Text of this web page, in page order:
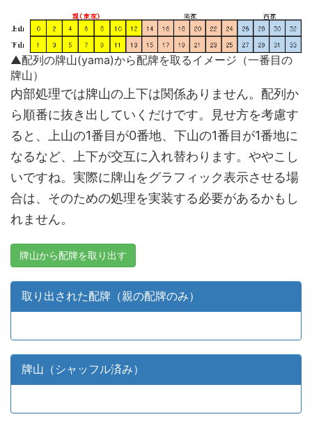
▲配列の牌山(yama)から配牌を取るイメージ（一番目の
牌山）
内部処理では牌山の上下は関係ありません。配列か
ら順番に抜き出していくだけです。見せ方を考慮す
ると、上山の1番目が0番地、下山の1番目が1番地に
なるなど、上下が交互に入れ替わります。ややこし
いですね。実際に牌山をグラフィック表示させる場
合は、そのための処理を実装する必要があるかもし
れません。
牌山から配牌を取り出す
取り出された配牌（親の配牌のみ）
牌山（シャッフル済み）